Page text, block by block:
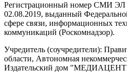
Регистрационный номер СМИ
02.08.2019, выданный
сфере связи, информационных
коммуникаций (Роскомнадзор).
Учредитель (соучредители):
области, Автономная
Издательский дом